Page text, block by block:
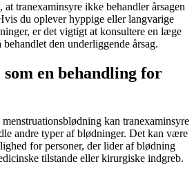
tranexaminsyre ikke behandler årsagen
du oplever hyppige eller langvarige
er det vigtigt at konsultere en læge
den underliggende årsag.
en behandling for
kan tranexaminsyre
andre typer af blødninger. Det kan være
for personer, der lider af blødning
tilstande eller kirurgiske indgreb.